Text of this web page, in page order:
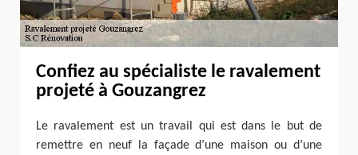
Confiez au spécialiste le ravalement
projeté à Gouzangrez
Le ravalement est un travail qui est dans le but de
remettre en neuf la façade d’une maison ou d’une